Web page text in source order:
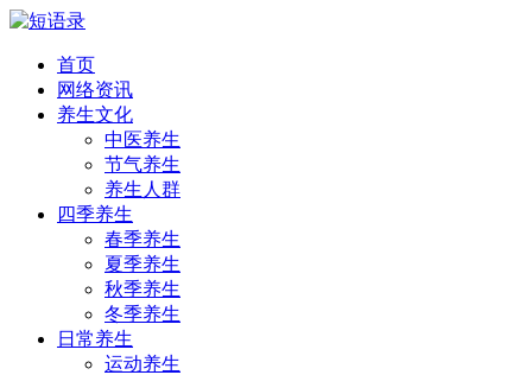
首页
网络资讯
养生文化
中医养生
节气养生
养生人群
四季养生
春季养生
夏季养生
秋季养生
冬季养生
日常养生
运动养生